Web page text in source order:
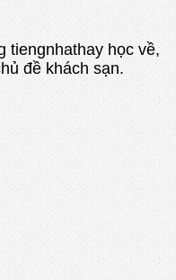
tiengnhathay học về,
đề khách sạn.